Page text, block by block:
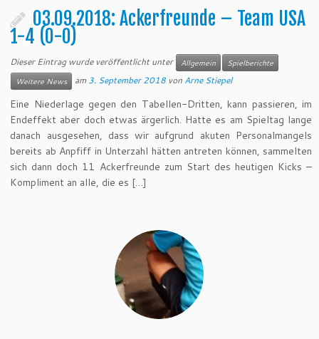
03.09.2018: Ackerfreunde – Team USA
1-4 (0-0)
Dieser Eintrag wurde veröffentlicht unter Allgemein
Spielberichte
Weitere News
am 3. September 2018 von Arne Stiepel
Eine Niederlage gegen den Tabellen-Dritten, kann passieren, im
Endeffekt aber doch etwas ärgerlich. Hatte es am Spieltag lange
danach ausgesehen, dass wir aufgrund akuten Personalmangels
bereits ab Anpfiff in Unterzahl hätten antreten können, sammelten
sich dann doch 11 Ackerfreunde zum Start des heutigen Kicks –
Kompliment an alle, die es […]